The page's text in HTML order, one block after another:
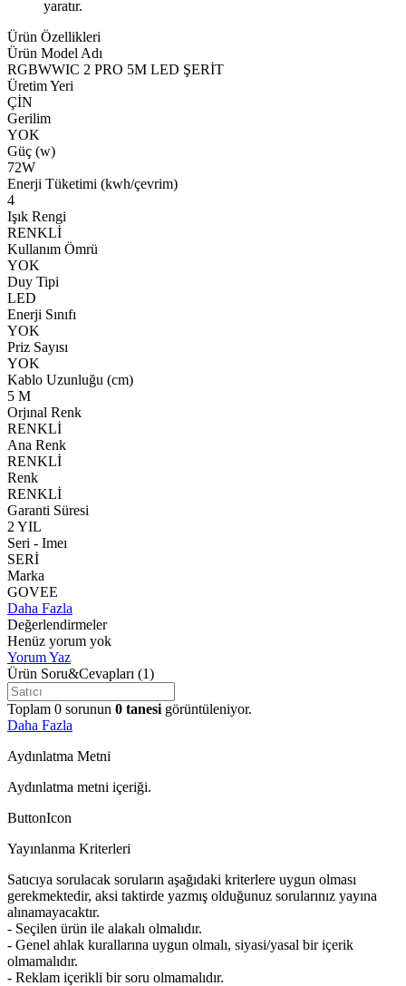
yaratır.
Ürün Özellikleri
Ürün Model Adı
RGBWWIC 2 PRO 5M LED ŞERİT
Üretim Yeri
ÇİN
Gerilim
YOK
Güç (w)
72W
Enerji Tüketimi (kwh/çevrim)
4
Işık Rengi
RENKLİ
Kullanım Ömrü
YOK
Duy Tipi
LED
Enerji Sınıfı
YOK
Priz Sayısı
YOK
Kablo Uzunluğu (cm)
5 M
Orjınal Renk
RENKLİ
Ana Renk
RENKLİ
Renk
RENKLİ
Garanti Süresi
2 YIL
Seri - Imeı
SERİ
Marka
GOVEE
Daha Fazla
Değerlendirmeler
Henüz yorum yok
Yorum Yaz
Ürün Soru&Cevapları (1)
Toplam 0 sorunun 0 tanesi görüntüleniyor.
Daha Fazla
Aydınlatma Metni
Aydınlatma metni içeriği.
ButtonIcon
Yayınlanma Kriterleri
Satıcıya sorulacak soruların aşağıdaki kriterlere uygun olması
gerekmektedir, aksi taktirde yazmış olduğunuz sorularınız yayına
alınamayacaktır.
- Seçilen ürün ile alakalı olmalıdır.
- Genel ahlak kurallarına uygun olmalı, siyasi/yasal bir içerik
olmamalıdır.
- Reklam içerikli bir soru olmamalıdır.